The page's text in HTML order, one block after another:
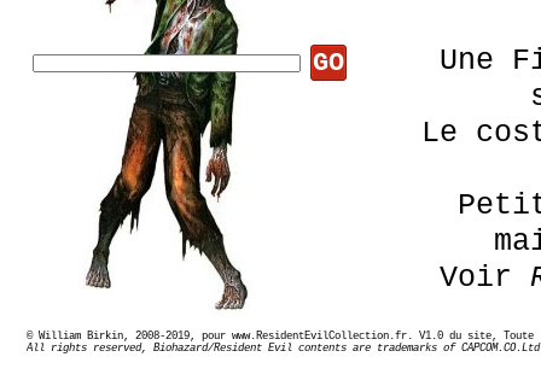
Une
Le
Voir
GO
© William Birkin, 2008-2019, pour www.ResidentEvilCollection.fr. V1.0 du
All rights reserved, Biohazard/Resident Evil contents are trademarks of